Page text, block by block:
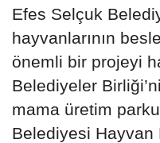
Efes Selçuk
hayvanlarının
önemli bir projeyi
Belediyeler
mama üretim
Belediyesi Hayvan